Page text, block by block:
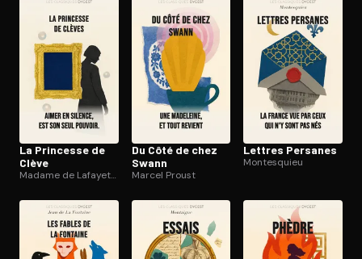
La Princesse de
Clève
Madame de Lafayette
Du Côté de chez
Swann
Marcel Proust
Lettres Persanes
Montesquieu